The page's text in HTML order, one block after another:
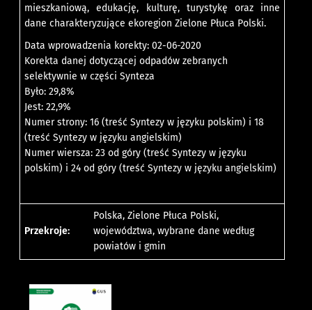
mieszkaniową, edukację, kulturę, turystykę oraz inne
dane charakteryzujące ekoregion Zielone Płuca Polski.
Data wprowadzenia korekty: 02-06-2020
Korekta danej dotyczącej odpadów zebranych
selektywnie w części Synteza
Było: 29,8%
Jest: 22,9%
Numer strony: 16 (treść Syntezy w języku polskim) i 18
(treść Syntezy w języku angielskim)
Numer wiersza: 23 od góry (treść Syntezy w języku
polskim) i 24 od góry (treść Syntezy w języku angielskim)
Przekroje:
Polska, Zielone Płuca Polski,
województwa, wybrane dane według
powiatów i gmin